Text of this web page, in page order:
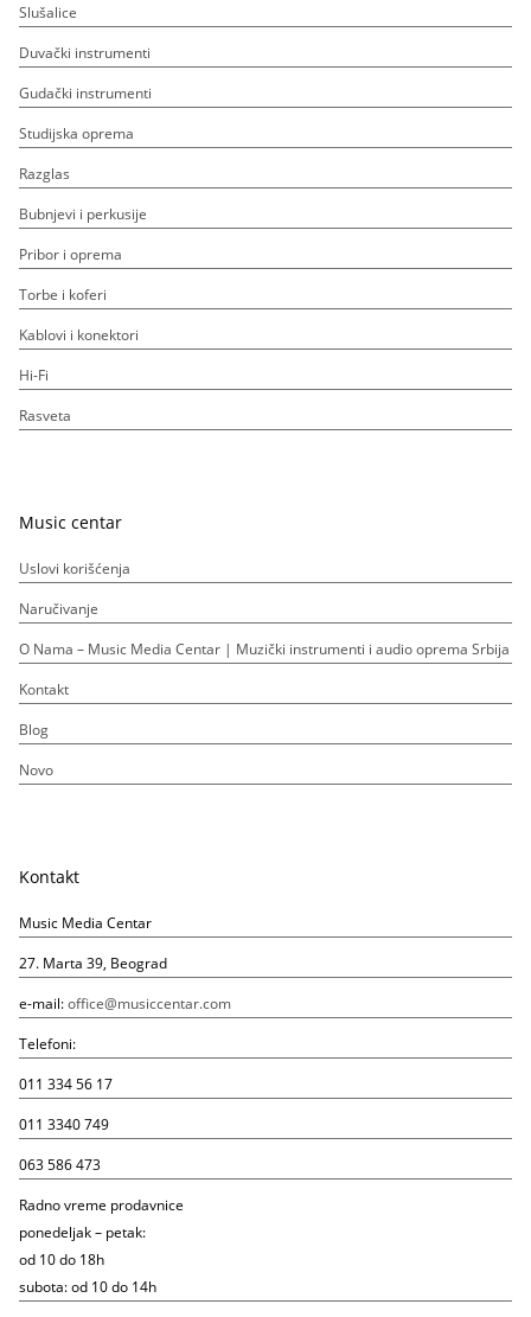
Slušalice
Duvački instrumenti
Gudački instrumenti
Studijska oprema
Razglas
Bubnjevi i perkusije
Pribor i oprema
Torbe i koferi
Kablovi i konektori
Hi-Fi
Rasveta
Music centar
Uslovi korišćenja
Naručivanje
O Nama – Music Media Centar | Muzički instrumenti i audio oprema Srbija
Kontakt
Blog
Novo
Kontakt
Music Media Centar
27. Marta 39, Beograd
e-mail:office@musiccentar.com
Telefoni:
011 334 56 17
011 3340 749
063 586 473
Radno vreme prodavnice
ponedeljak – petak:
od 10 do 18h
subota: od 10 do 14h